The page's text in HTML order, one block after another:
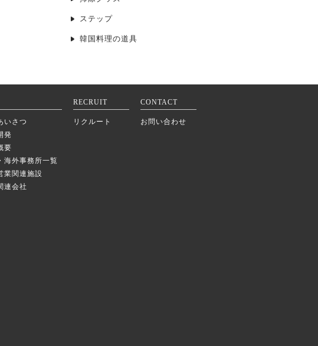
ステップ
韓国料理の道具
いさつ
発
要
海外事務所一覧
業関連施設
連会社
RECRUIT
リクルート
CONTACT
お問い合わせ